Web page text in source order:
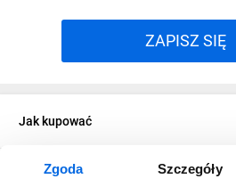
Zgoda Szczegóły
ZAPISZ SIĘ
Jak kupować
O firmie